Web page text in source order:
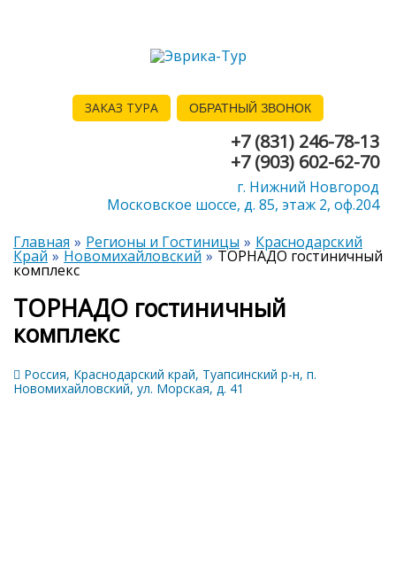
ЗАКАЗ ТУРА ОБРАТНЫЙ ЗВОНОК
+7 (831) 246-78-13
+7 (903) 602-62-70
г. Нижний Новгород
Московское шоссе, д. 85, этаж 2, оф.204
Главная
Регионы и Гостиницы Краснодарский
Край Новомихайловский ТОРНАДО гостиничный
комплекс
ТОРНАДО гостиничный
комплекс
Россия, Краснодарский край, Туапсинский р-н, п.
Новомихайловский, ул. Морская, д. 41